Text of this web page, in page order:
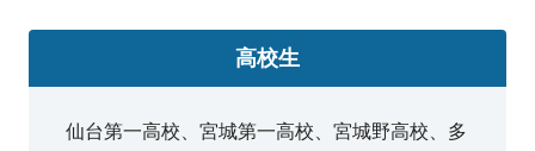
高校生
仙台第一高校、宮城第一高校、宮城野高校、多